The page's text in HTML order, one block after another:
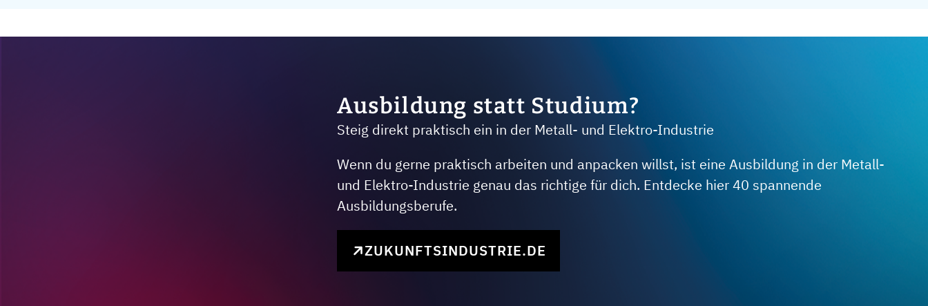
Ausbildung statt Studium?
Steig direkt praktisch ein in der Metall- und Elektro-Industrie
Wenn du gerne praktisch arbeiten und anpacken willst, ist eine Ausbildung in der Metall-
und Elektro-Industrie genau das richtige für dich. Entdecke hier 40 spannende
Ausbildungsberufe.
ZUKUNFTSINDUSTRIE.DE